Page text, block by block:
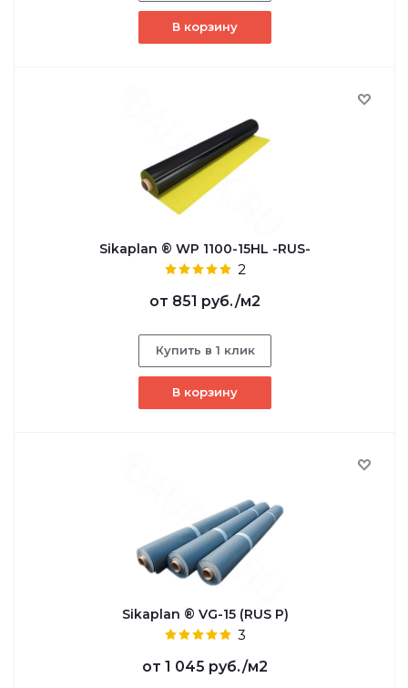
В корзину
Sikaplan ® WP 1100-15HL -RUS-
2
от 851 руб./м2
Купить в 1 клик
В корзину
Sikaplan ® VG-15 (RUS P)
3
от 1 045 руб./м2